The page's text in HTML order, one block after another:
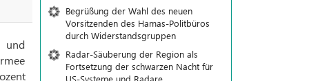
und
Begrüßung der Wahl des neuen
Vorsitzenden des Hamas-Politbüros
durch Widerstandsgruppen
Radar-Säuberung der Region als
Fortsetzung der schwarzen Nacht für
US-Systeme und Radare